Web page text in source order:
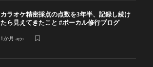
カラオケ精密採点の点数を3年半、記録し続け
たら見えてきたこと #ボーカル修行ブログ
1か月 ago